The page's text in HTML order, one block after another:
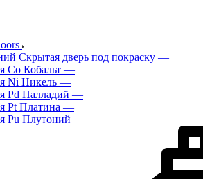
Скрытая дверь под покраску —
Co Кобальт —
Ni Никель —
Pd Палладий —
Pt Платина —
Pu Плутоний